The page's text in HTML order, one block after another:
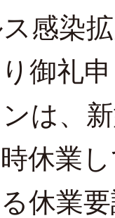
感染
御礼
は、
休業
休業